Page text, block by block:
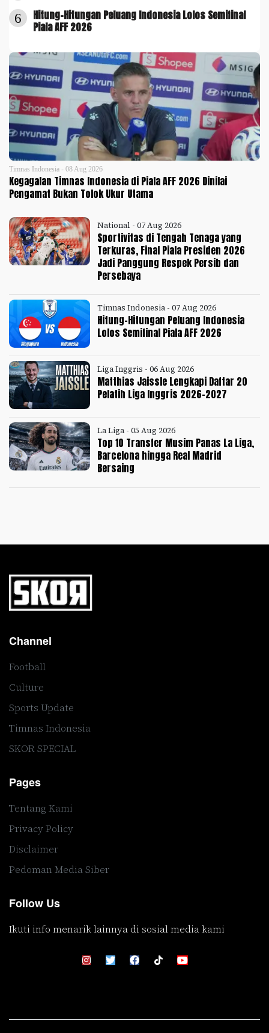
6
Hitung-Hitungan Peluang Indonesia Lolos Semifinal
Piala AFF 2026
Timnas Indonesia - 08 Aug 2026
Kegagalan Timnas Indonesia di Piala AFF 2026 Dinilai
Pengamat Bukan Tolok Ukur Utama
National - 07 Aug 2026
Sportivitas di Tengah Tenaga yang
Terkuras, Final Piala Presiden 2026
Jadi Panggung Respek Persib dan
Persebaya
Timnas Indonesia - 07 Aug 2026
Hitung-Hitungan Peluang Indonesia
Lolos Semifinal Piala AFF 2026
Liga Inggris - 06 Aug 2026
Matthias Jaissle Lengkapi Daftar 20
Pelatih Liga Inggris 2026-2027
La Liga - 05 Aug 2026
Top 10 Transfer Musim Panas La Liga,
Barcelona hingga Real Madrid
Bersaing
Channel
Football
Culture
Sports Update
Timnas Indonesia
SKOR SPECIAL
Pages
Tentang Kami
Privacy Policy
Disclaimer
Pedoman Media Siber
Follow Us
Ikuti info menarik lainnya di sosial media kami